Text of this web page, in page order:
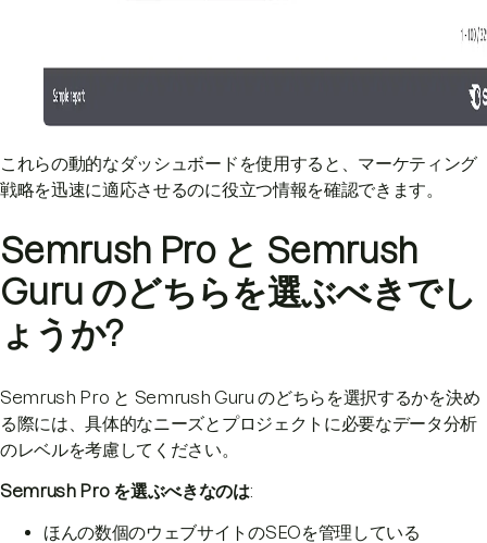
これらの動的なダッシュボードを使用すると、マーケティング
戦略を迅速に適応させるのに役立つ情報を確認できます。
Semrush Pro と Semrush
Guru のどちらを選ぶべきでし
ょうか?
Semrush Pro と Semrush Guru のどちらを選択するかを決め
る際には、具体的なニーズとプロジェクトに必要なデータ分析
のレベルを考慮してください。
Semrush Pro を選ぶべきなのは:
ほんの数個のウェブサイトのSEOを管理している